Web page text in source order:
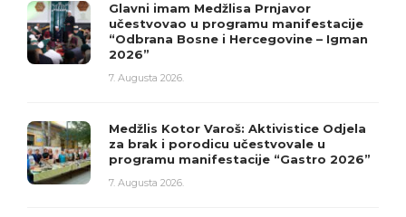
Glavni imam Medžlisa Prnjavor
učestvovao u programu manifestacije
“Odbrana Bosne i Hercegovine – Igman
2026”
7. Augusta 2026.
Medžlis Kotor Varoš: Aktivistice Odjela
za brak i porodicu učestvovale u
programu manifestacije “Gastro 2026”
7. Augusta 2026.